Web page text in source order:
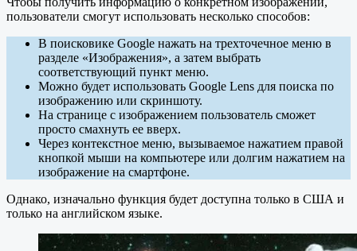
пользователи смогут использовать несколько способов:
В поисковике Google нажать на трехточечное меню в
разделе «Изображения», а затем выбрать
соответствующий пункт меню.
Можно будет использовать Google Lens для поиска по
изображению или скриншоту.
На странице с изображением пользователь сможет
просто смахнуть ее вверх.
Через контекстное меню, вызываемое нажатием правой
кнопкой мыши на компьютере или долгим нажатием на
изображение на смартфоне.
Однако, изначально функция будет доступна только в США и
только на английском языке.